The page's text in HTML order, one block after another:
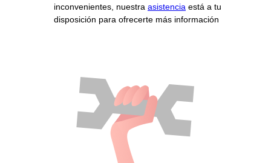
inconvenientes, nuestra asistencia está a tu
disposición para ofrecerte más información